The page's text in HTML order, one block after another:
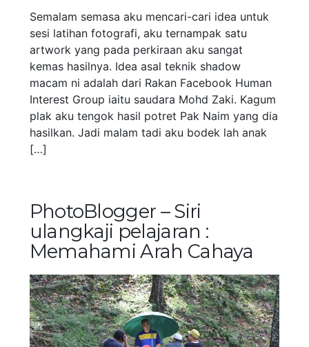
Semalam semasa aku mencari-cari idea untuk
sesi latihan fotografi, aku ternampak satu
artwork yang pada perkiraan aku sangat
kemas hasilnya. Idea asal teknik shadow
macam ni adalah dari Rakan Facebook Human
Interest Group iaitu saudara Mohd Zaki. Kagum
plak aku tengok hasil potret Pak Naim yang dia
hasilkan. Jadi malam tadi aku bodek lah anak
[…]
PhotoBlogger – Siri
ulangkaji pelajaran :
Memahami Arah Cahaya